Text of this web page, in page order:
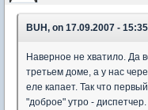
BUH, on 17.09.2007 -
Наверное не хватило. Да
третьем доме, а у нас
еле капает. Так что
"доброе" утро -